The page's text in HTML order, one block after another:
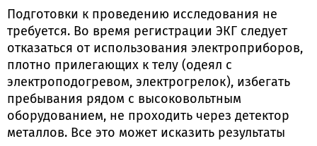
Подготовки к проведению исследования не
требуется. Во время регистрации ЭКГ следует
отказаться от использования электроприборов,
плотно прилегающих к телу (одеял с
электроподогревом, электрогрелок), избегать
пребывания рядом с высоковольтным
оборудованием, не проходить через детектор
металлов. Все это может исказить результаты